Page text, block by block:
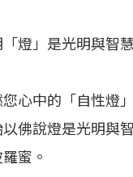
燈」是光明與智
心中的「自性燈
佛說燈是光明與
蜜。